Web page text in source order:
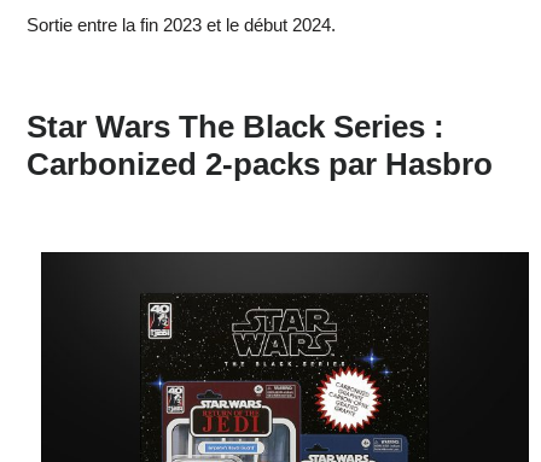
Sortie entre la fin 2023 et le début 2024.
Star Wars The Black Series :
Carbonized 2-packs par Hasbro